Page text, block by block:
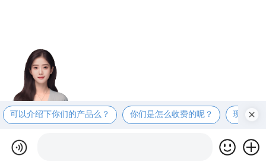
可以介绍下你们的产品么？ 你们是怎么收费的呢？ 现在有